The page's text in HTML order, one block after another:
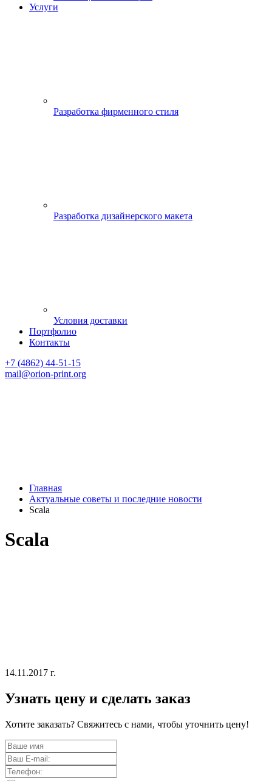
Услуги
Разработка фирменного стиля
Разработка дизайнерского макета
Условия доставки
Портфолио
Контакты
+7 (4862) 44-51-15
mail@orion-print.org
Главная
Актуальные советы и последние новости
Scala
Scala
14.11.2017 г.
Узнать цену и сделать заказ
Хотите заказать? Свяжитесь с нами, чтобы уточнить цену!